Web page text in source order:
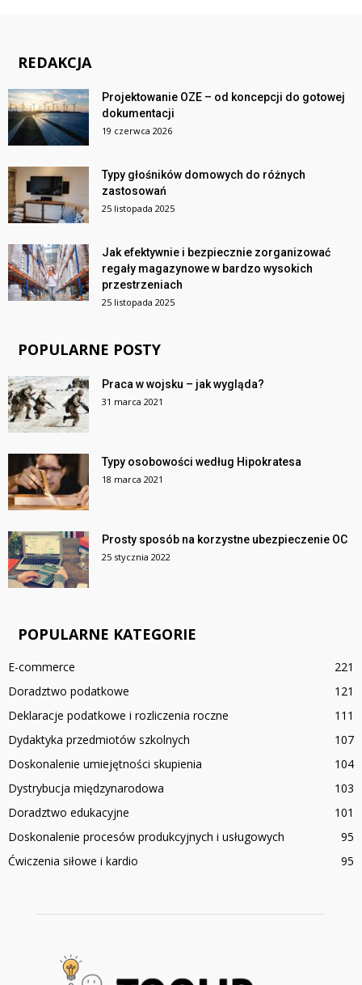
REDAKCJA
Projektowanie OZE – od koncepcji do gotowej
dokumentacji
19 czerwca 2026
Typy głośników domowych do różnych
zastosowań
25 listopada 2025
Jak efektywnie i bezpiecznie zorganizować
regały magazynowe w bardzo wysokich
przestrzeniach
25 listopada 2025
POPULARNE POSTY
Praca w wojsku – jak wygląda?
31 marca 2021
Typy osobowości według Hipokratesa
18 marca 2021
Prosty sposób na korzystne ubezpieczenie OC
25 stycznia 2022
POPULARNE KATEGORIE
E-commerce
221
Doradztwo podatkowe
121
Deklaracje podatkowe i rozliczenia roczne
111
Dydaktyka przedmiotów szkolnych
107
Doskonalenie umiejętności skupienia
104
Dystrybucja międzynarodowa
103
Doradztwo edukacyjne
101
Doskonalenie procesów produkcyjnych i usługowych
95
Ćwiczenia siłowe i kardio
95